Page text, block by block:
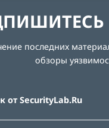
последних
обзоры
от SecurityLab.Ru